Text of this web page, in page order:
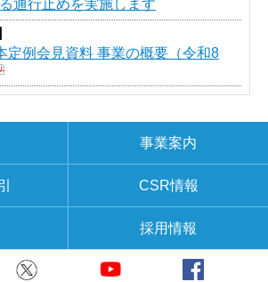
通行止めを実施します
定例会見資料 事業の概要（令和8
事業案内
CSR情報
採用情報